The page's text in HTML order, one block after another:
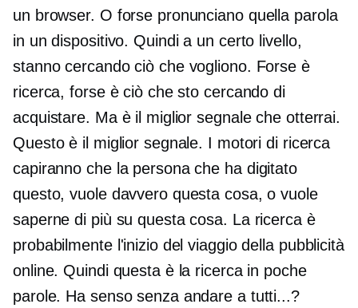
un browser. O forse pronunciano quella parola
in un dispositivo. Quindi a un certo livello,
stanno cercando ciò che vogliono. Forse è
ricerca, forse è ciò che sto cercando di
acquistare. Ma è il miglior segnale che otterrai.
Questo è il miglior segnale. I motori di ricerca
capiranno che la persona che ha digitato
questo, vuole davvero questa cosa, o vuole
saperne di più su questa cosa. La ricerca è
probabilmente l'inizio del viaggio della pubblicità
online. Quindi questa è la ricerca in poche
parole. Ha senso senza andare a tutti...?